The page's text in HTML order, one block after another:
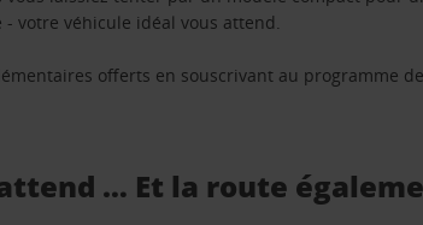
votre véhicule idéal vous attend.
offerts en souscrivant au programme
… Et la route